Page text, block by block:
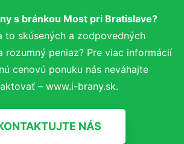
s bránkou Most pri Bratislave?
to skúsených a zodpovedných
rozumný peniaz? Pre viac informácií
cenovú ponuku nás neváhajte
– www.i-brany.sk.
NÁS